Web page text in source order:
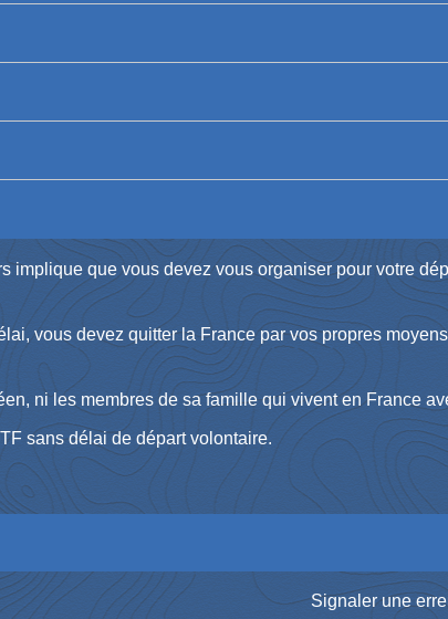
implique que vous devez vous organiser pour votre
vous devez quitter la France par vos propres
ni les membres de sa famille qui vivent en France
sans délai de départ volontaire.
Signaler une